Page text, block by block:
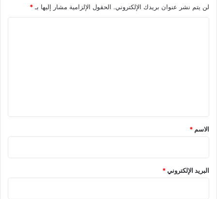
لن يتم نشر عنوان بريدك الإلكتروني. الحقول الإلزامية مشار إليها بـ *
*
الاسم *
البريد الإلكتروني*